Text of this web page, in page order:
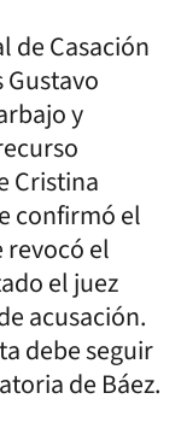
de Casación
y
Cristina
confirmó el
revocó el
el juez
acusación.
debe seguir
de Báez.